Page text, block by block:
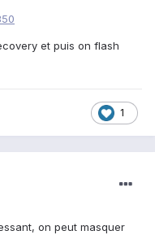
et puis on flash
1
on peut masquer